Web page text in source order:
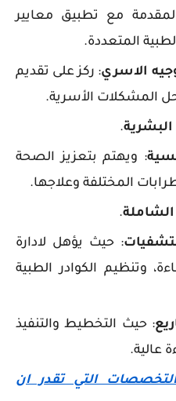
مع تطبيق معايير
المتعددة.
الاسري: ركز على تقديم
المشكلات الأسرية.
البشرية.
: ويهتم بتعزيز الصحة
المختلفة وعلاجها.
الشاملة.
: حيث يؤهل لادارة
وتنظيم الكوادر الطبية
: حيث التخطيط والتنفيذ
عالية.
التي تقدر ان